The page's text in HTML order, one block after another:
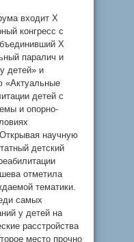
входит X
конгресс с
X
паралич и
детей» и
«Актуальные
детей с
и опорно-
научную
детский
отметила
тематики.
самых
у детей на
расстройства
место прочно